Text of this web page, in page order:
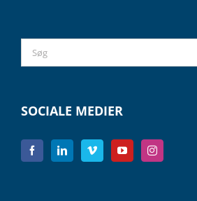
Search
for:
SOCIALE MEDIER